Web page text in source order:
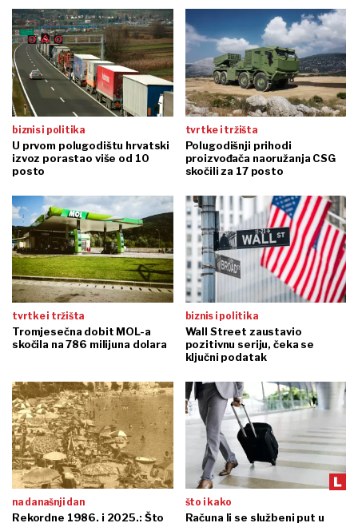
biznis i politika
U prvom polugodištu hrvatski
izvoz porastao više od 10
posto
tvrtke i tržišta
Polugodišnji prihodi
proizvođača naoružanja CSG
skočili za 17 posto
tvrtke i tržišta
Tromjesečna dobit MOL-a
skočila na 786 milijuna dolara
biznis i politika
Wall Street zaustavio
pozitivnu seriju, čeka se
ključni podatak
na današnji dan
Rekordne 1986. i 2025.: Što
što i kako
Računa li se službeni put u